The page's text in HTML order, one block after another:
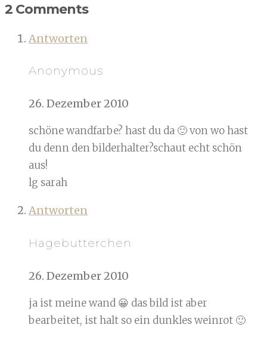
2 Comments
Antworten
Anonymous
26. Dezember 2010
schöne wandfarbe? hast du da 🙂 von wo hast
du denn den bilderhalter?schaut echt schön
aus!
lg sarah
Antworten
Hagebutterchen
26. Dezember 2010
ja ist meine wand 😀 das bild ist aber
bearbeitet, ist halt so ein dunkles weinrot 🙂